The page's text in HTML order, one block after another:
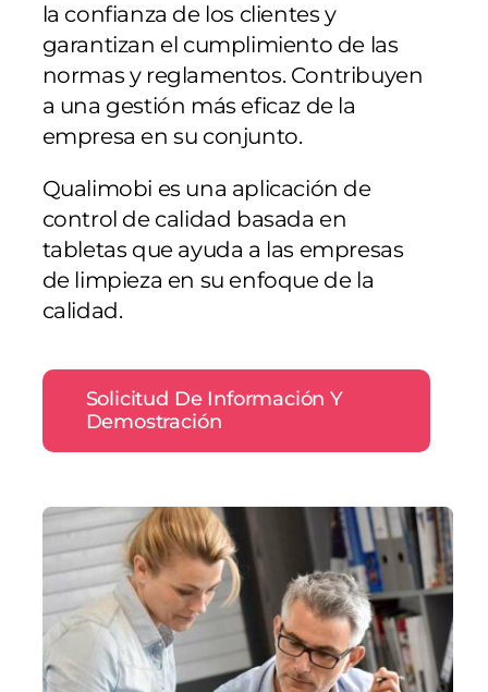
la confianza de los clientes y
garantizan el cumplimiento de las
normas y reglamentos. Contribuyen
a una gestión más eficaz de la
empresa en su conjunto.
Qualimobi es una aplicación de
control de calidad basada en
tabletas que ayuda a las empresas
de limpieza en su enfoque de la
calidad.
Solicitud De Información Y
Demostración